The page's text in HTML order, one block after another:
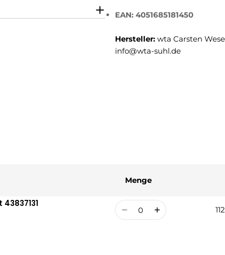
EAN: 4051685181450
Hersteller: wta Carsten
info@wta-suhl.de
Menge
Menge